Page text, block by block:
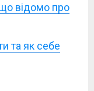
відомо про
та як себе